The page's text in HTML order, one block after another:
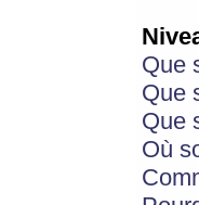
Que
Que
Que
Où